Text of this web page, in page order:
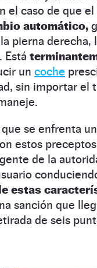
el caso de que el
automático,
pierna derecha,
Está
un coche
sin importar el
que se enfrenta
estos
de la
estas
sanción que
de seis